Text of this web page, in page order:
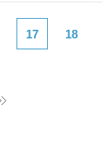
17 18